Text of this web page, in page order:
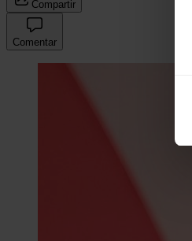
Compartir
Comentar